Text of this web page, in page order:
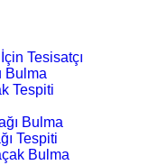
Tesisatçı
Bulma
Tespiti
Bulma
Tespiti
Bulma